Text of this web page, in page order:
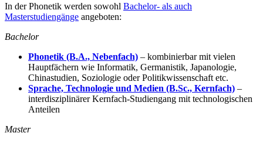
In der Phonetik werden sowohl Bachelor- als auch
Masterstudiengänge angeboten:
Bachelor
Phonetik (B.A., Nebenfach) – kombinierbar mit vielen
Hauptfächern wie Informatik, Germanistik, Japanologie,
Chinastudien, Soziologie oder Politikwissenschaft etc.
Sprache, Technologie und Medien (B.Sc., Kernfach) –
interdisziplinärer Kernfach-Studiengang mit technologischen
Anteilen
Master